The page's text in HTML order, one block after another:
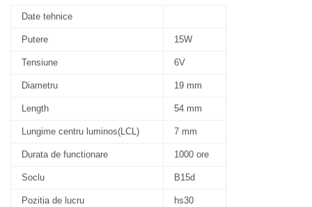
Date tehnice
Putere 15W
Tensiune 6V
Diametru 19 mm
Length 54 mm
Lungime centru luminos(LCL) 7 mm
Durata de functionare 1000 ore
Soclu B15d
Pozitia de lucru hs30